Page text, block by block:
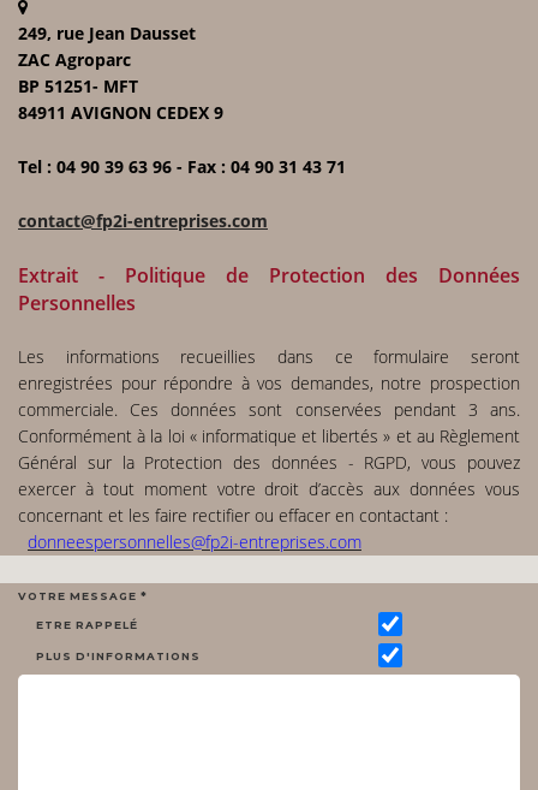
249, rue Jean Dausset
ZAC Agroparc
BP 51251- MFT
84911 AVIGNON CEDEX 9
Tel : 04 90 39 63 96 - Fax : 04 90 31 43 71
contact@fp2i-entreprises.com
Extrait - Politique de Protection des Données
Personnelles
Les informations recueillies dans ce formulaire seront
enregistrées pour répondre à vos demandes, notre prospection
commerciale. Ces données sont conservées pendant 3 ans.
Conformément à la loi « informatique et libertés » et au Règlement
Général sur la Protection des données - RGPD, vous pouvez
exercer à tout moment votre droit d’accès aux données vous
concernant et les faire rectifier ou effacer en contactant :
donneespersonnelles@fp2i-entreprises.com
VOTRE MESSAGE *
ETRE RAPPELÉ
PLUS D'INFORMATIONS